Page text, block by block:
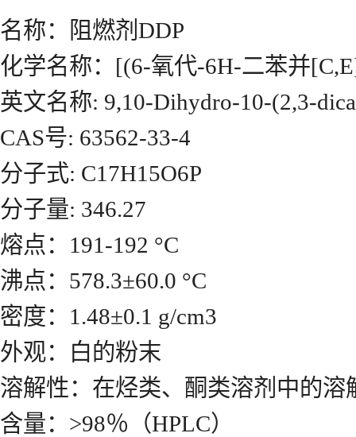
名称：阻燃剂DDP
化学名称：[(6-氧代-6H-二苯并
英文名称: 9,10-Dihydro-10-(2,3-
CAS号: 63562-33-4
分子式: C17H15O6P
分子量: 346.27
熔点：191-192 °C
沸点：578.3±60.0 °C
密度：1.48±0.1 g/cm3
外观：白的粉末
溶解性：在烃类、酮类溶剂中的
含量：>98％（HPLC）